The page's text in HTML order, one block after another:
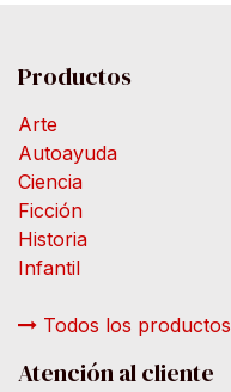
Productos
Arte
Autoayuda
Ciencia
Ficción
Historia
Infantil
Todos los productos
Atención al cliente